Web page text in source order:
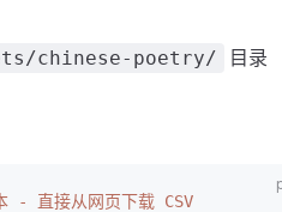
chinese-poetry/ 目录
- 直接从网页下载 CSV